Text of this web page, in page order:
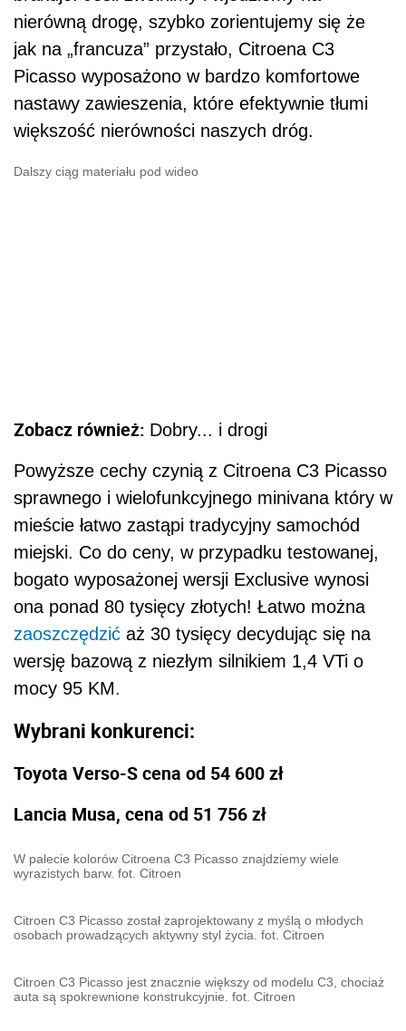
nierówną drogę, szybko zorientujemy się że
jak na „francuza” przystało, Citroena C3
Picasso wyposażono w bardzo komfortowe
nastawy zawieszenia, które efektywnie tłumi
większość nierówności naszych dróg.
Dalszy ciąg materiału pod wideo
Zobacz również: Dobry... i drogi
Powyższe cechy czynią z Citroena C3 Picasso
sprawnego i wielofunkcyjnego minivana który w
mieście łatwo zastąpi tradycyjny samochód
miejski. Co do ceny, w przypadku testowanej,
bogato wyposażonej wersji Exclusive wynosi
ona ponad 80 tysięcy złotych! Łatwo można
zaoszczędzić aż 30 tysięcy decydując się na
wersję bazową z niezłym silnikiem 1,4 VTi o
mocy 95 KM.
Wybrani konkurenci:
Toyota Verso-S cena od 54 600 zł
Lancia Musa, cena od 51 756 zł
W palecie kolorów Citroena C3 Picasso znajdziemy wiele
wyrazistych barw. fot. Citroen
Citroen C3 Picasso został zaprojektowany z myślą o młodych
osobach prowadzących aktywny styl życia. fot. Citroen
Citroen C3 Picasso jest znacznie większy od modelu C3, chociaż
auta są spokrewnione konstrukcyjnie. fot. Citroen